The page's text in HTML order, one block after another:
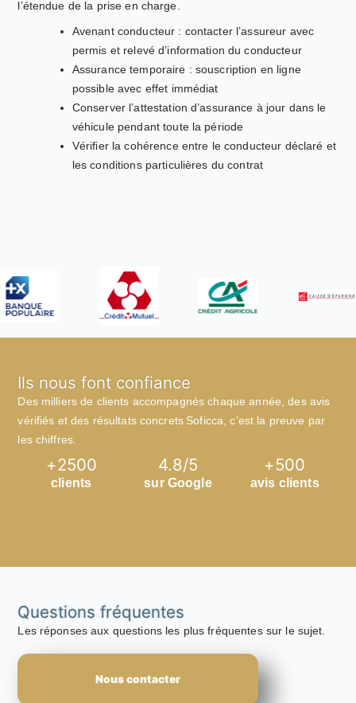
l’étendue de la prise en charge.
Avenant conducteur : contacter l’assureur avec
permis et relevé d’information du conducteur
Assurance temporaire : souscription en ligne
possible avec effet immédiat
Conserver l’attestation d’assurance à jour dans le
véhicule pendant toute la période
Vérifier la cohérence entre le conducteur déclaré et
les conditions particulières du contrat
Ils nous font confiance
Des milliers de clients accompagnés chaque année, des avis
vérifiés et des résultats concrets Soficca, c’est la preuve par
les chiffres.
clients
+2500
sur Google
4.8/5
avis clients
+500
Questions fréquentes
Les réponses aux questions les plus fréquentes sur le sujet.
Nous contacter